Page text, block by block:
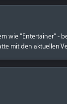
wie "Entertainer" -
mit den aktuellen